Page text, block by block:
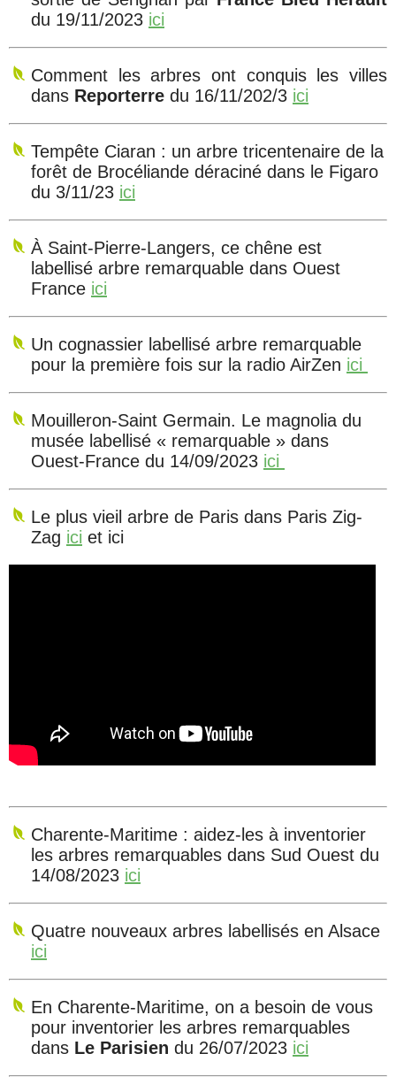
du 19/11/2023 ici
Comment les arbres ont conquis les villes
dans Reporterre du 16/11/202/3 ici
Tempête Ciaran : un arbre tricentenaire de la
forêt de Brocéliande déraciné dans le Figaro
du 3/11/23 ici
À Saint-Pierre-Langers, ce chêne est
labellisé arbre remarquable dans Ouest
France ici
Un cognassier labellisé arbre remarquable
pour la première fois sur la radio AirZen ici
Mouilleron-Saint Germain. Le magnolia du
musée labellisé « remarquable » dans
Ouest-France du 14/09/2023 ici
Le plus vieil arbre de Paris dans Paris Zig-
Zag ici et ici
Charente-Maritime : aidez-les à inventorier
les arbres remarquables dans Sud Ouest du
14/08/2023 ici
Quatre nouveaux arbres labellisés en Alsace
ici
En Charente-Maritime, on a besoin de vous
pour inventorier les arbres remarquables
dans Le Parisien du 26/07/2023 ici